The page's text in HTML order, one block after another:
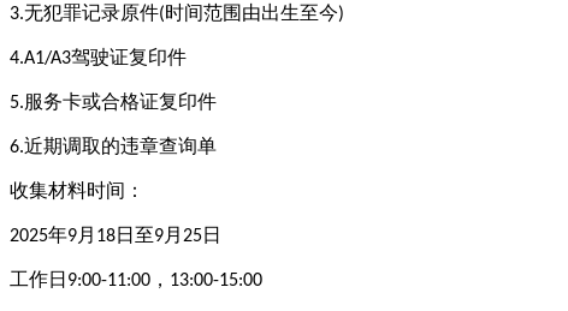
3.无犯罪记录原件(时间范围由出生至今)
4.A1/A3驾驶证复印件
5.服务卡或合格证复印件
6.近期调取的违章查询单
收集材料时间：
2025年9月 18日至9月 25日
工作日 9:00-11:00 ， 13:00-15:00